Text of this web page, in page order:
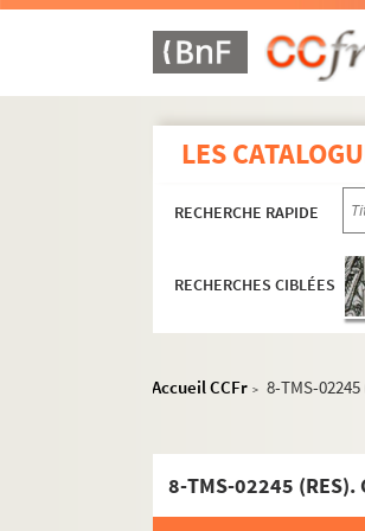
LES
RECHERCHE RAPIDE
RECHERCHES CIBLÉES
Accueil CCFr > 8-TMS-
8-TMS-02245 (RES).
Jacques Deval. La
Ernest Blum. Rose
Henri Duvernois.
Charles Esquier.
Jules Mary, Emile
Henri Meilhac,
H.-M. Harwood. La
Edouard Bourdet. Le
Victor Hugo. Ruy Blas
Pierre Wolff, André